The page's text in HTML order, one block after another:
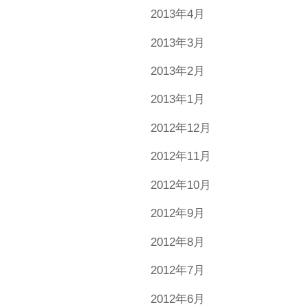
2013年4月
2013年3月
2013年2月
2013年1月
2012年12月
2012年11月
2012年10月
2012年9月
2012年8月
2012年7月
2012年6月